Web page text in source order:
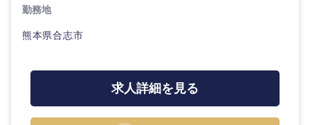
勤務地
熊本県合志市
求人詳細を見る